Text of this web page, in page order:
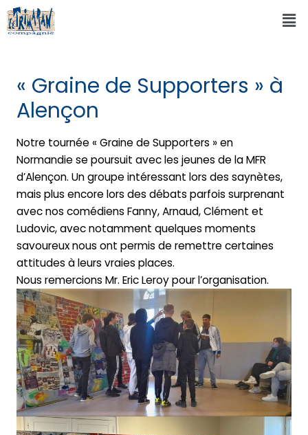
« Graine de Supporters » à
Alençon
Notre tournée « Graine de Supporters » en
Normandie se poursuit avec les jeunes de la MFR
d’Alençon. Un groupe intéressant lors des saynètes,
mais plus encore lors des débats parfois surprenant
avec nos comédiens Fanny, Arnaud, Clément et
Ludovic, avec notamment quelques moments
savoureux nous ont permis de remettre certaines
attitudes à leurs vraies places.
Nous remercions Mr. Eric Leroy pour l’organisation.